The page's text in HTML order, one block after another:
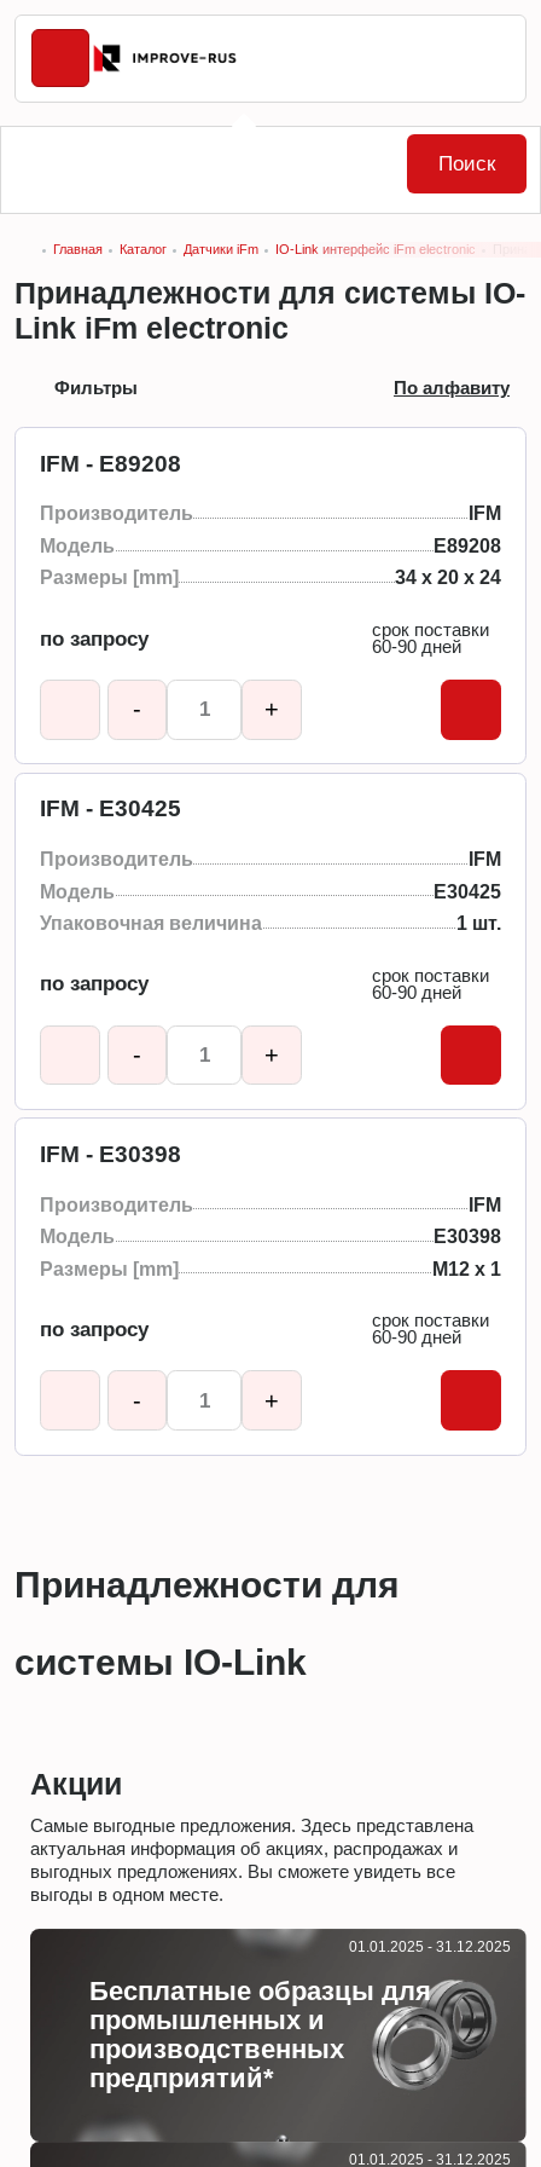
Главная Каталог Датчики iFm IO-Link интерфейс iFm electronic
Принадлежности для системы IO-
Link iFm electronic
Фильтры По алфавиту
IFM - E89208
Производитель
IFM
Модель
E89208
Размеры [mm]
34 x 20 x 24
по запросу
срок поставки
60-90 дней
- +
IFM - E30425
Производитель
IFM
Модель
E30425
Упаковочная величина
1 шт.
по запросу
срок поставки
60-90 дней
- +
IFM - E30398
Производитель
IFM
Модель
E30398
Размеры [mm]
M12 x 1
по запросу
срок поставки
60-90 дней
- +
Принадлежности для
системы IO-Link
Акции
Самые выгодные предложения. Здесь представлена
актуальная информация об акциях, распродажах и
выгодных предложениях. Вы сможете увидеть все
выгоды в одном месте.
Бесплатные образцы для
промышленных и
производственных
предприятий*
01.01.2025 - 31.12.2025
01.01.2025 - 31.12.2025
Поиск